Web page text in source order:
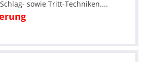
sowie Tritt-Techniken....